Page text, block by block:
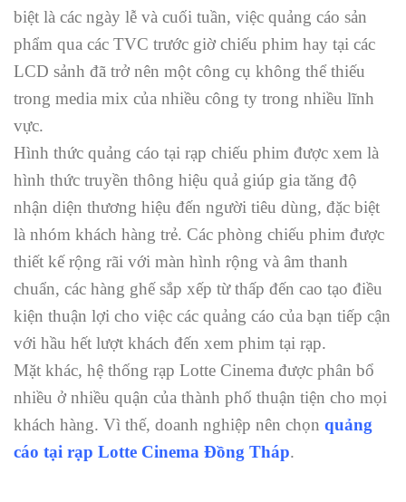
biệt là các ngày lễ và cuối tuần, việc quảng cáo sản
phẩm qua các TVC trước giờ chiếu phim hay tại các
LCD sảnh đã trở nên một công cụ không thể thiếu
trong media mix của nhiều công ty trong nhiều lĩnh
vực.
Hình thức quảng cáo tại rạp chiếu phim được xem là
hình thức truyền thông hiệu quả giúp gia tăng độ
nhận diện thương hiệu đến người tiêu dùng, đặc biệt
là nhóm khách hàng trẻ. Các phòng chiếu phim được
thiết kế rộng rãi với màn hình rộng và âm thanh
chuẩn, các hàng ghế sắp xếp từ thấp đến cao tạo điều
kiện thuận lợi cho việc các quảng cáo của bạn tiếp cận
với hầu hết lượt khách đến xem phim tại rạp.
Mặt khác, hệ thống rạp Lotte Cinema được phân bổ
nhiều ở nhiều quận của thành phố thuận tiện cho mọi
khách hàng. Vì thế, doanh nghiệp nên chọn quảng
cáo tại rạp Lotte Cinema Đồng Tháp.